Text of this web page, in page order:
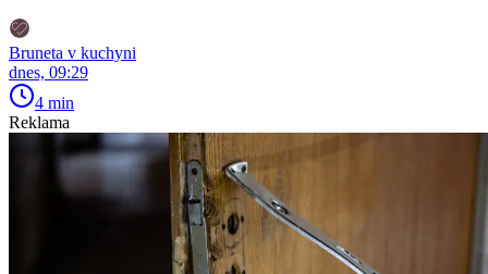
Bruneta v kuchyni
dnes, 09:29
4 min
Reklama